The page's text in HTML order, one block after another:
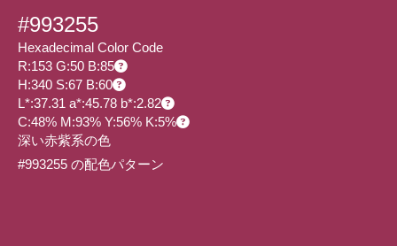
#993255
Hexadecimal Color Code
R:153 G:50 B:85
H:340 S:67 B:60
L*:37.31 a*:45.78 b*:2.82
C:48% M:93% Y:56% K:5%
深い赤紫系の色
#993255 の配色パターン